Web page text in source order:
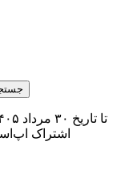
اشتراک